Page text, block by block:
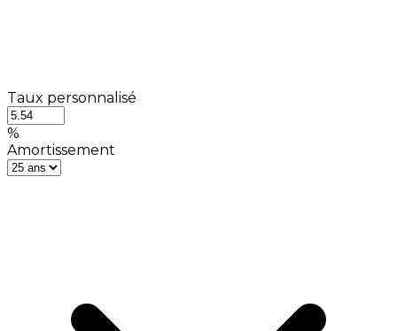
Taux personnalisé
%
Amortissement